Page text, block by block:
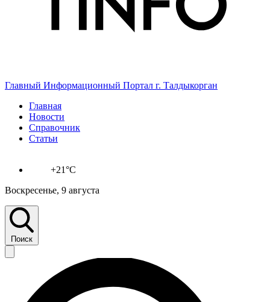
Главный Информационный Портал г. Талдыкорган
Главная
Новости
Справочник
Статьи
+21°C
Воскресенье, 9 августа
Поиск